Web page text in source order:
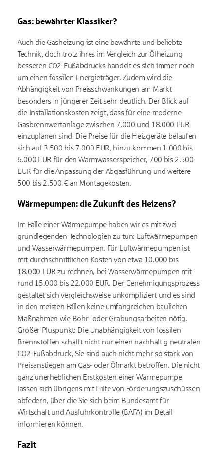
Gas: bewährter Klassiker?
Auch die Gasheizung ist eine bewährte und beliebte
Technik, doch trotz ihres im Vergleich zur Ölheizung
besseren CO2-Fußabdrucks handelt es sich immer noch
um einen fossilen Energieträger. Zudem wird die
Abhängigkeit von Preisschwankungen am Markt
besonders in jüngerer Zeit sehr deutlich. Der Blick auf
die Installationskosten zeigt, dass für eine moderne
Gasbrennwertanlage zwischen 7.000 und 18.000 EUR
einzuplanen sind. Die Preise für die Heizgeräte belaufen
sich auf 3.500 bis 7.000 EUR, hinzu kommen 1.000 bis
6.000 EUR für den Warmwasserspeicher, 700 bis 2.500
EUR für die Anpassung der Abgasführung und weitere
500 bis 2.500 € an Montagekosten.
Wärmepumpen: die Zukunft des Heizens?
Im Falle einer Wärmepumpe haben wir es mit zwei
grundlegenden Technologien zu tun: Luftwärmepumpen
und Wasserwärmepumpen. Für Luftwärmepumpen ist
mit durchschnittlichen Kosten von etwa 10.000 bis
18.000 EUR zu rechnen, bei Wasserwärmepumpen mit
rund 15.000 bis 22.000 EUR. Der Genehmigungsprozess
gestaltet sich vergleichsweise unkompliziert und es sind
in den meisten Fällen keine umfangreichen baulichen
Maßnahmen wie Bohr- oder Grabungsarbeiten nötig.
Großer Pluspunkt: Die Unabhängigkeit von fossilen
Brennstoffen schafft nicht nur einen nachhaltig neutralen
CO2-Fußabdruck, Sie sind auch nicht mehr so stark von
Preisanstiegen am Gas- oder Ölmarkt betroffen. Die nicht
ganz unerheblichen Erstkosten einer Wärmepumpe
lassen sich übrigens mit Hilfe von Förderungszuschüssen
abfedern, über die Sie sich beim Bundesamt für
Wirtschaft und Ausfuhrkontrolle (BAFA) im Detail
informieren können.
Fazit